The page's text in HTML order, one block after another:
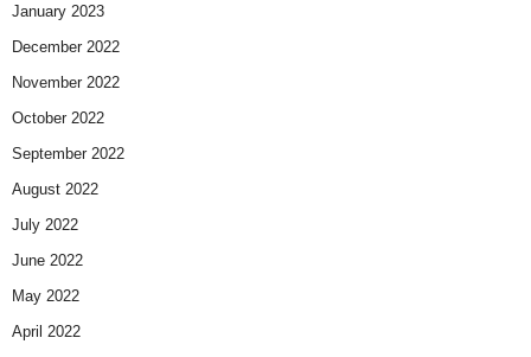
January 2023
December 2022
November 2022
October 2022
September 2022
August 2022
July 2022
June 2022
May 2022
April 2022